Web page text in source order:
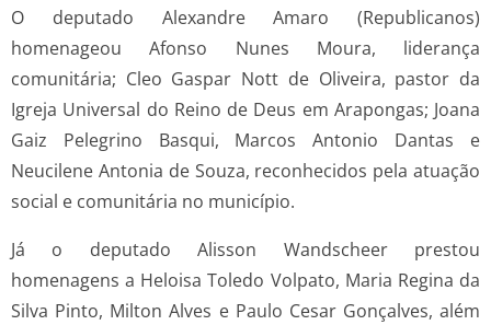
O deputado Alexandre Amaro (Republicanos)
homenageou Afonso Nunes Moura, liderança
comunitária; Cleo Gaspar Nott de Oliveira, pastor da
Igreja Universal do Reino de Deus em Arapongas; Joana
Gaiz Pelegrino Basqui, Marcos Antonio Dantas e
Neucilene Antonia de Souza, reconhecidos pela atuação
social e comunitária no município.
Já o deputado Alisson Wandscheer prestou
homenagens a Heloisa Toledo Volpato, Maria Regina da
Silva Pinto, Milton Alves e Paulo Cesar Gonçalves, além